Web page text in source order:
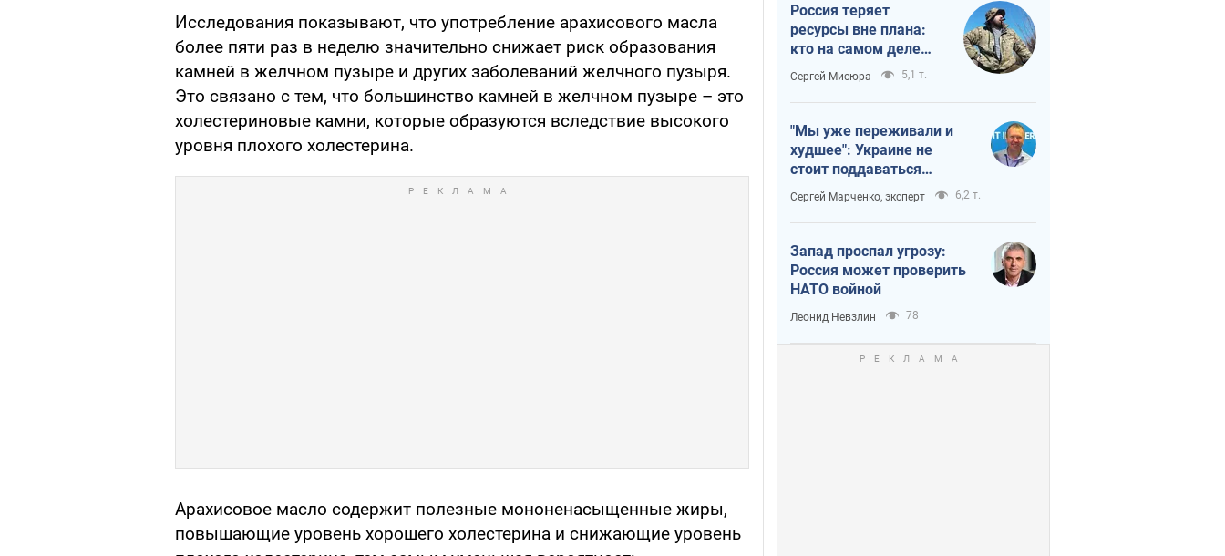
Исследования показывают, что употребление арахисового масла
более пяти раз в неделю значительно снижает риск образования
камней в желчном пузыре и других заболеваний желчного пузыря.
Это связано с тем, что большинство камней в желчном пузыре – это
холестериновые камни, которые образуются вследствие высокого
уровня плохого холестерина.
Арахисовое масло содержит полезные мононенасыщенные жиры,
повышающие уровень хорошего холестерина и снижающие уровень
Россия теряет
ресурсы вне плана:
кто на самом деле
диктует темп войны
Сергей Мисюра 5,1 т.
"Мы уже переживали и
худшее": Украине не
стоит поддаваться
отчаянию из-за
ракетного террора
Сергей Марченко, эксперт 6,2 т.
Запад проспал угрозу:
Россия может проверить
НАТО войной
Леонид Невзлин 78